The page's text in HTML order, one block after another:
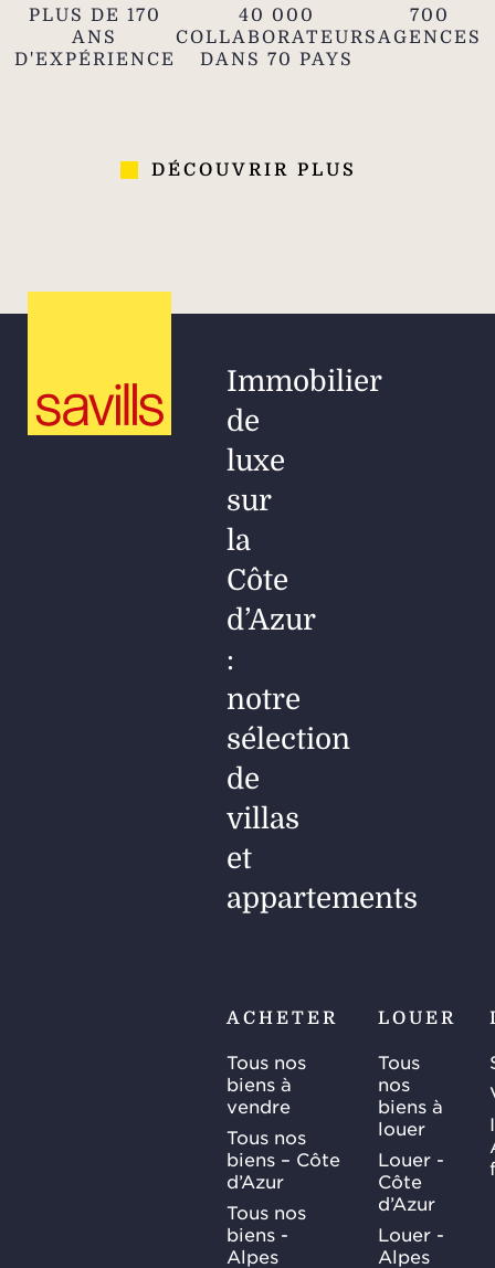
PLUS DE 170
ANS
D'EXPÉRIENCE
40 000
COLLABORATEURS
DANS 70 PAYS
700
AGENCES
DÉCOUVRIR PLUS
Immobilier
de
luxe
sur
la
Côte
d’Azur
:
notre
sélection
de
villas
et
appartements
ACHETER
Tous nos
biens à
vendre
Tous nos
biens – Côte
d’Azur
Tous nos
biens -
Alpes
LOUER
Tous
nos
biens à
louer
Louer -
Côte
d’Azur
Louer -
Alpes